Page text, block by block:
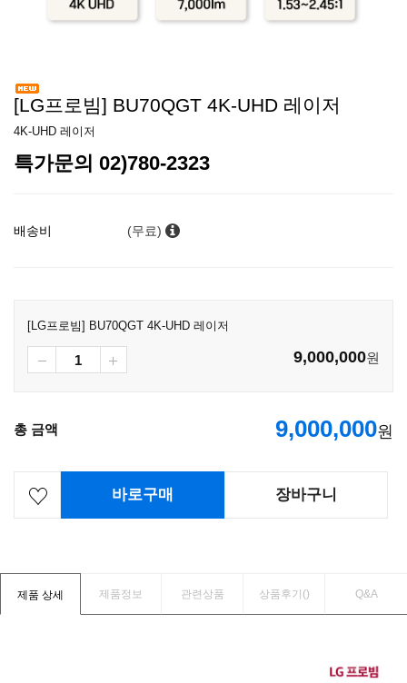
[LG프로빔] BU70QGT 4K-UHD 레이저
4K-UHD 레이저
특가문의 02)780-2323
배송비 (무료)
[LG프로빔] BU70QGT 4K-UHD 레이저
9,000,000원
총 금액 9,000,000원
바로구매 장바구니
제품 상세 제품정보 관련상품 상품후기() Q&A